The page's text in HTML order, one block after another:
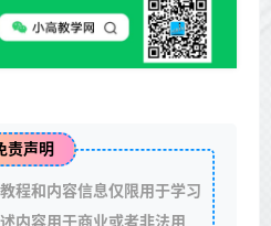
责声明
程和内容信息仅限用于学习
内容用于商业或者非法用